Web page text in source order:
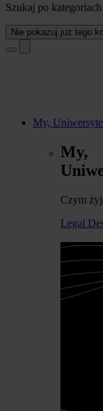
Szukaj po
Nie pokazuj już tego
My,
My,
Czym
Legal